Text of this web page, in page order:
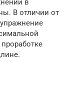
в
В отличии от